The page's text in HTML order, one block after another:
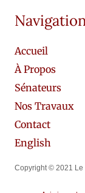
Accueil
À Propos
Sénateurs
Nos Travaux
Contact
English
Copyright © 2021 Le